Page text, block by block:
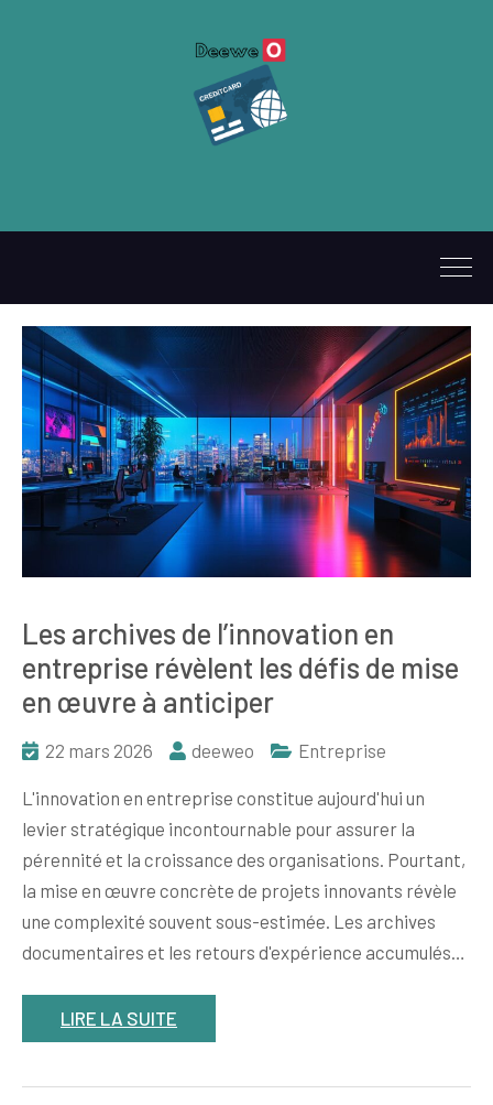
Les archives de l’innovation en
entreprise révèlent les défis de mise
en œuvre à anticiper
22 mars 2026 deeweo Entreprise
L'innovation en entreprise constitue aujourd'hui un
levier stratégique incontournable pour assurer la
pérennité et la croissance des organisations. Pourtant,
la mise en œuvre concrète de projets innovants révèle
une complexité souvent sous-estimée. Les archives
documentaires et les retours d'expérience accumulés…
LIRE LA SUITE